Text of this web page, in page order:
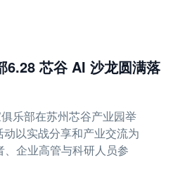
6.28 芯谷 AI 沙龙圆满落
乐部在苏州芯谷产业园举
以实战分享和产业交流为
企业高管与科研人员参